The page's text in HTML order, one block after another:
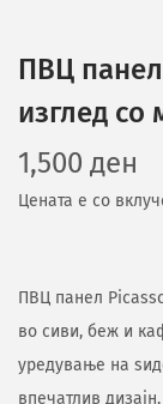
ПВЦ
изглед со
1,500 ден
Цената е со
ПВЦ панел
во сиви, беж и
уредување на
впечатлив